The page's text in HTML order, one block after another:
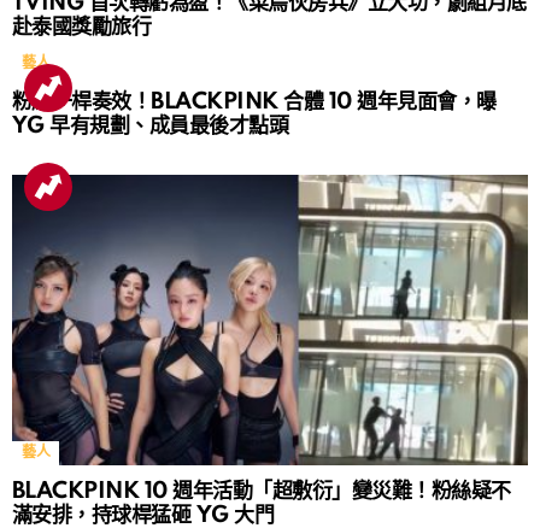
赴泰國獎勵旅行
藝人
粉絲一桿奏效！BLACKPINK 合體 10 週年見面會，曝
YG 早有規劃、成員最後才點頭
藝人
BLACKPINK 10 週年活動「超敷衍」變災難！粉絲疑不
滿安排，持球桿猛砸 YG 大門